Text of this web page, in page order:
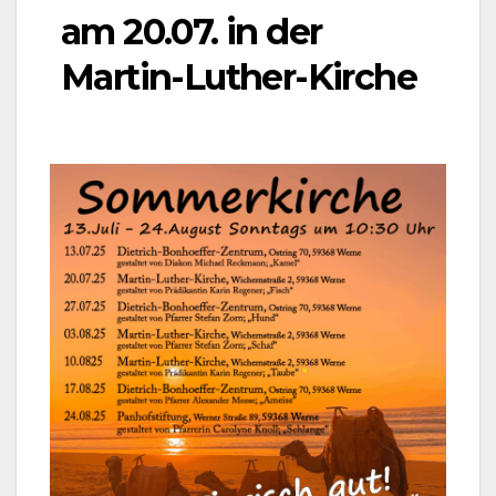
am 20.07. in der
Martin-Luther-Kirche